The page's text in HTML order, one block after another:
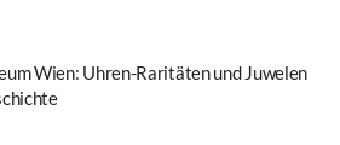
Wien: Uhren-Raritäten und Juwelen